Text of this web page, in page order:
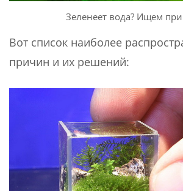
Зеленеет вода? Ищем
Вот список наиболее
причин и их решений: